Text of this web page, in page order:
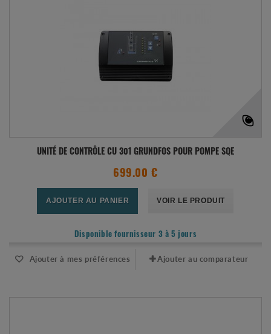
UNITÉ DE CONTRÔLE CU 301 GRUNDFOS POUR POMPE SQE
699.00 €
AJOUTER AU PANIER VOIR LE PRODUIT
Disponible fournisseur 3 à 5 jours
Ajouter à mes préférences Ajouter au comparateur